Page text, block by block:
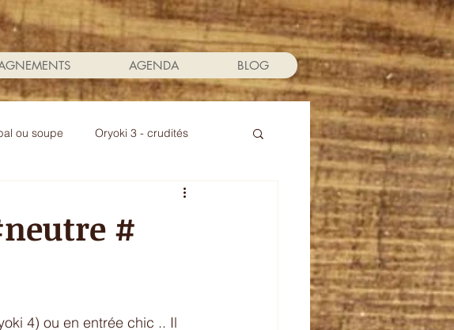
AGENDA BLOG
ou soupe Oryoki 3 - crudités
#
4) ou en entrée chic .. Il